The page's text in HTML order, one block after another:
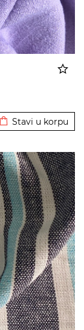
Stavi u korpu